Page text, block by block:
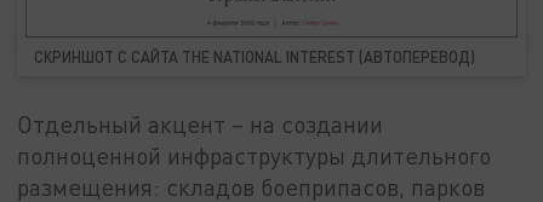
СКРИНШОТ С САЙТА THE NATIONAL INTEREST (АВТОПЕРЕВОД)
Отдельный акцент – на создании
полноценной инфраструктуры длительного
размещения: складов боеприпасов, парков